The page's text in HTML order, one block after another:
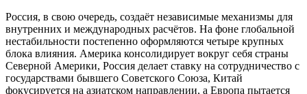
Россия, в свою очередь, создаёт независимые механизмы для
внутренних и международных расчётов. На фоне глобальной
нестабильности постепенно оформляются четыре крупных
блока влияния. Америка консолидирует вокруг себя страны
Северной Америки, Россия делает ставку на сотрудничество с
государствами бывшего Советского Союза, Китай
фокусируется на азиатском направлении, а Европа пытается